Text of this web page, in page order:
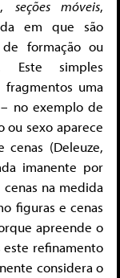
seções móveis,
em que são
formação ou
Este simples
fragmentos uma
no exemplo de
ou sexo aparece
cenas (Deleuze,
imanente por
na medida
figuras e cenas
apreende o
refinamento
considera o